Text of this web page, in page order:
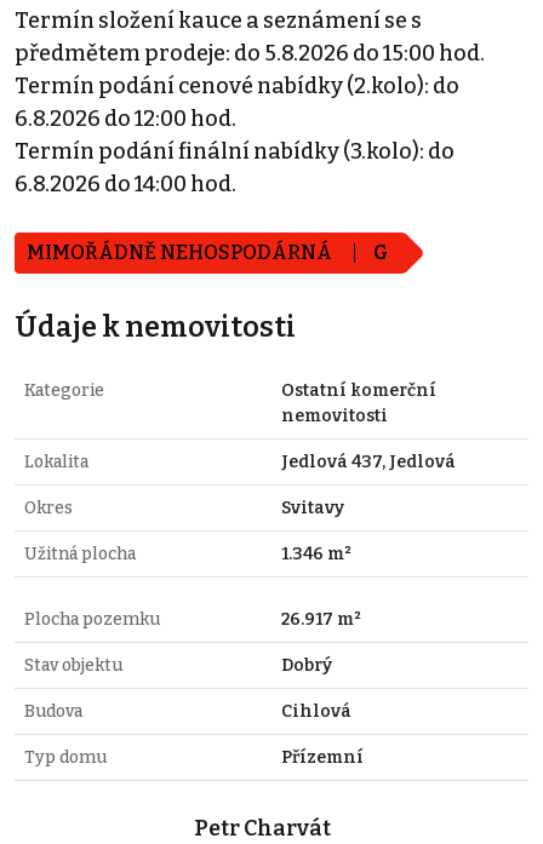
Termín složení kauce a seznámení se s
předmětem prodeje: do 5.8.2026 do 15:00 hod.
Termín podání cenové nabídky (2.kolo): do
6.8.2026 do 12:00 hod.
Termín podání finální nabídky (3.kolo): do
6.8.2026 do 14:00 hod.
MIMOŘÁDNĚ NEHOSPODÁRNÁ G
Údaje k nemovitosti
Kategorie
Ostatní komerční
nemovitosti
Lokalita Jedlová 437, Jedlová
Okres Svitavy
Užitná plocha 1.346 m²
Plocha pozemku 26.917 m²
Stav objektu Dobrý
Budova Cihlová
Typ domu Přízemní
Petr Charvát